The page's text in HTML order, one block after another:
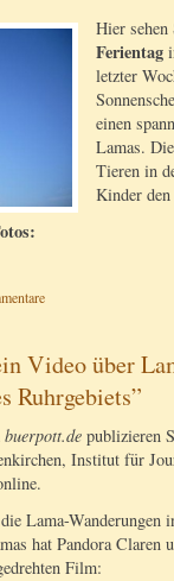
Hier sehen
Ferientag
letzter
einen
Lamas.
Tieren in
Kinder den
Video über
Ruhrgebiets”
buerpott.de publizieren
Institut für
Lama-Wanderungen
hat Pandora Claren
Film: